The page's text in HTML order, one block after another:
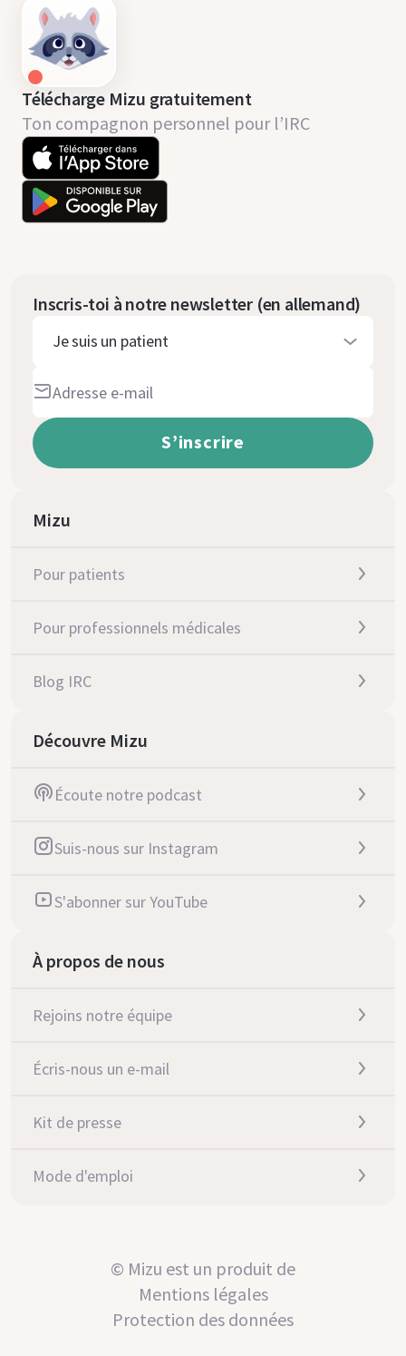
Télécharge Mizu gratuitement
Ton compagnon personnel pour l’IRC
Inscris-toi à notre newsletter (en allemand)
Je suis un patient
Mizu
Pour patients
Pour professionnels médicales
Blog IRC
Découvre Mizu
Écoute notre podcast
Suis-nous sur Instagram
S'abonner sur YouTube
À propos de nous
Rejoins notre équipe
Écris-nous un e-mail
Kit de presse
Mode d'emploi
© Mizu est un produit de
Mentions légales
Protection des données